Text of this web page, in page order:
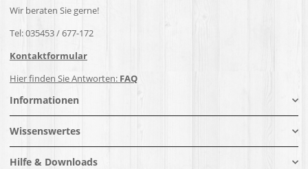
Wir beraten Sie gerne!
Tel: 035453 / 677-172
Kontaktformular
Hier finden Sie Antworten: FAQ
Informationen
Wissenswertes
Hilfe & Downloads